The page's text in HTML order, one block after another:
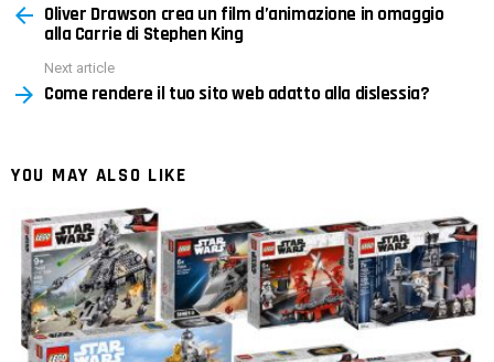
more Oliver Drawson crea un film d’animazione in omaggio
alla Carrie di Stephen King
Next article
Come rendere il tuo sito web adatto alla dislessia?
YOU MAY ALSO LIKE